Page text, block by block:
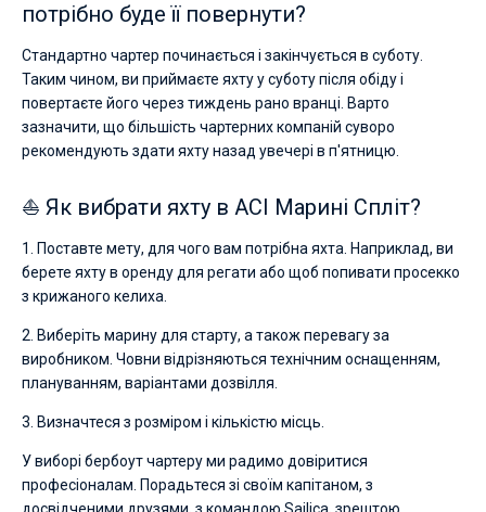
потрібно буде її повернути?
Стандартно чартер починається і закінчується в суботу.
Таким чином, ви приймаєте яхту у суботу після обіду і
повертаєте його через тиждень рано вранці. Варто
зазначити, що більшість чартерних компаній суворо
рекомендують здати яхту назад увечері в п'ятницю.
⛵ Як вибрати яхту в ACI Марині Спліт?
1. Поставте мету, для чого вам потрібна яхта. Наприклад, ви
берете яхту в оренду для регати або щоб попивати просекко
з крижаного келиха.
2. Виберіть марину для старту, а також перевагу за
виробником. Човни відрізняються технічним оснащенням,
плануванням, варіантами дозвілля.
3. Визначтеся з розміром і кількістю місць.
У виборі бербоут чартеру ми радимо довіритися
професіоналам. Порадьтеся зі своїм капітаном, з